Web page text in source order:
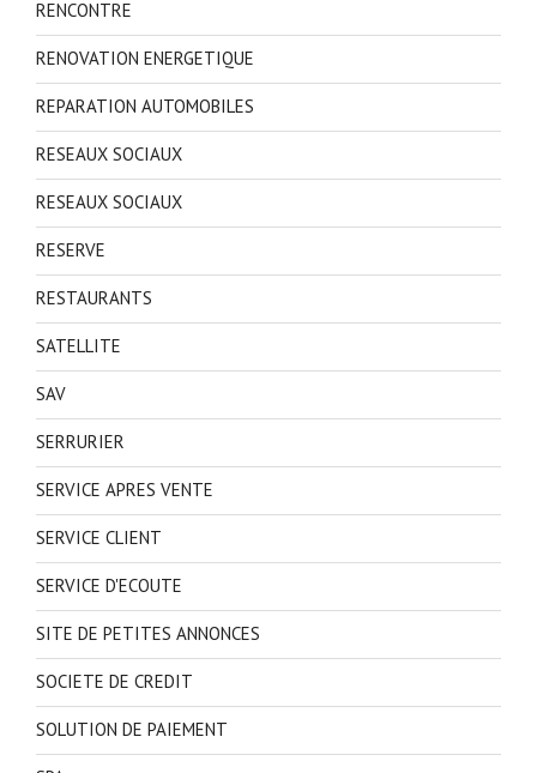
RENCONTRE
RENOVATION ENERGETIQUE
REPARATION AUTOMOBILES
RESEAUX SOCIAUX
RESEAUX SOCIAUX
RESERVE
RESTAURANTS
SATELLITE
SAV
SERRURIER
SERVICE APRES VENTE
SERVICE CLIENT
SERVICE D'ECOUTE
SITE DE PETITES ANNONCES
SOCIETE DE CREDIT
SOLUTION DE PAIEMENT